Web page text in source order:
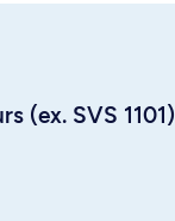
(ex. SVS 1101)